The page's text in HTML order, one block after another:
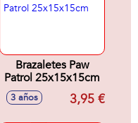
Brazaletes Paw
Patrol 25x15x15cm
3 años 3,95 €